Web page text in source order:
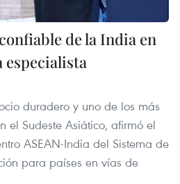
de la India en
especialista
duradero y uno de los más
el Sudeste Asiático, afirmó el
ASEAN-India del Sistema de
para países en vías de